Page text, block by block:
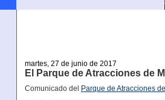
martes, 27 de junio de 2017
El Parque de Atracciones de
Comunicado del Parque de Atracciones